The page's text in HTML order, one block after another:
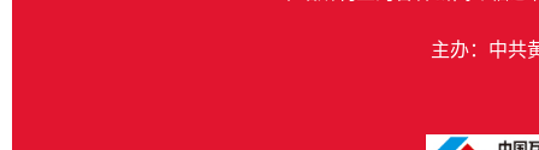
主办：中共